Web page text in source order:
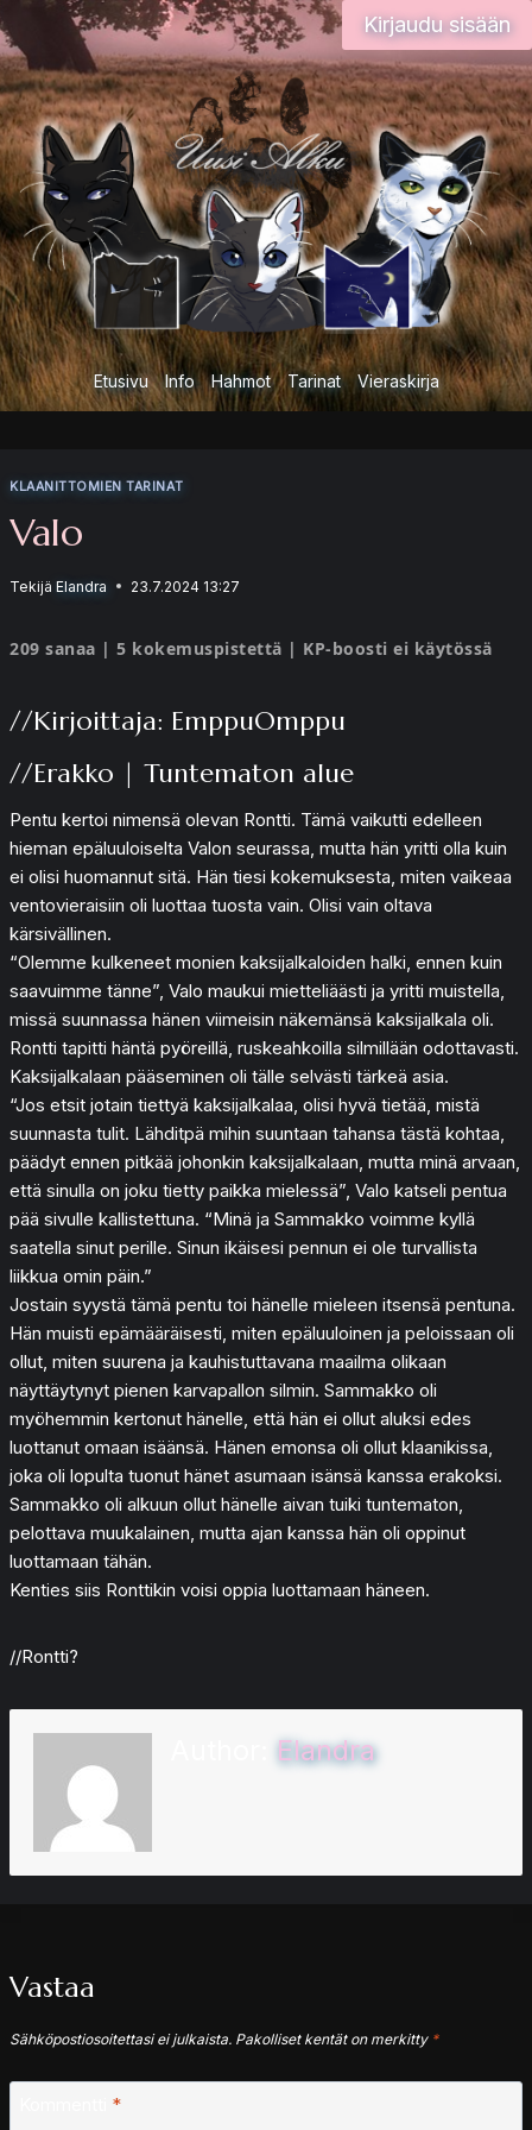
sisältöön
Kirjaudu sisään
Etusivu Info Hahmot Tarinat Vieraskirja
KLAANITTOMIEN TARINAT
Valo
Tekijä Elandra 23.7.2024 13:27
209 sanaa | 5 kokemuspistettä | KP-boosti ei käytössä
//Kirjoittaja: EmppuOmppu
//Erakko | Tuntematon alue
Pentu kertoi nimensä olevan Rontti. Tämä vaikutti edelleen
hieman epäluuloiselta Valon seurassa, mutta hän yritti olla kuin
ei olisi huomannut sitä. Hän tiesi kokemuksesta, miten vaikeaa
ventovieraisiin oli luottaa tuosta vain. Olisi vain oltava
kärsivällinen.
“Olemme kulkeneet monien kaksijalkaloiden halki, ennen kuin
saavuimme tänne”, Valo maukui mietteliäästi ja yritti muistella,
missä suunnassa hänen viimeisin näkemänsä kaksijalkala oli.
Rontti tapitti häntä pyöreillä, ruskeahkoilla silmillään odottavasti.
Kaksijalkalaan pääseminen oli tälle selvästi tärkeä asia.
“Jos etsit jotain tiettyä kaksijalkalaa, olisi hyvä tietää, mistä
suunnasta tulit. Lähditpä mihin suuntaan tahansa tästä kohtaa,
päädyt ennen pitkää johonkin kaksijalkalaan, mutta minä arvaan,
että sinulla on joku tietty paikka mielessä”, Valo katseli pentua
pää sivulle kallistettuna. “Minä ja Sammakko voimme kyllä
saatella sinut perille. Sinun ikäisesi pennun ei ole turvallista
liikkua omin päin.”
Jostain syystä tämä pentu toi hänelle mieleen itsensä pentuna.
Hän muisti epämääräisesti, miten epäluuloinen ja peloissaan oli
ollut, miten suurena ja kauhistuttavana maailma olikaan
näyttäytynyt pienen karvapallon silmin. Sammakko oli
myöhemmin kertonut hänelle, että hän ei ollut aluksi edes
luottanut omaan isäänsä. Hänen emonsa oli ollut klaanikissa,
joka oli lopulta tuonut hänet asumaan isänsä kanssa erakoksi.
Sammakko oli alkuun ollut hänelle aivan tuiki tuntematon,
pelottava muukalainen, mutta ajan kanssa hän oli oppinut
luottamaan tähän.
Kenties siis Ronttikin voisi oppia luottamaan häneen.
//Rontti?
Elandra
Vastaa
Sähköpostiosoitettasi ei julkaista. Pakolliset kentät on merkitty *
*